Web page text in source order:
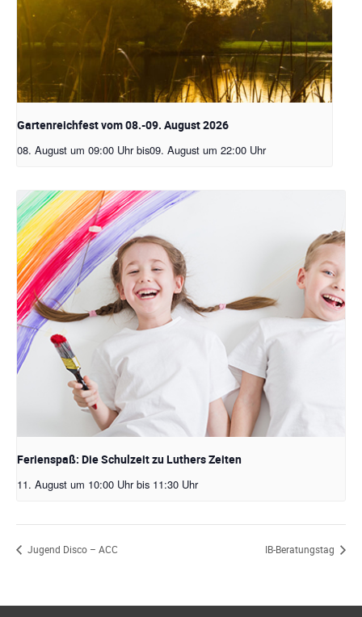
Gartenreichfest vom 08.-09. August 2026
08. August um 09:00 Uhr bis09. August um 22:00 Uhr
Ferienspaß: Die Schulzeit zu Luthers Zeiten
11. August um 10:00 Uhr bis 11:30 Uhr
Jugend Disco – ACC IB-Beratungstag